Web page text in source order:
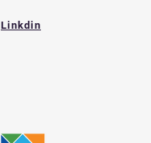
Linkdin